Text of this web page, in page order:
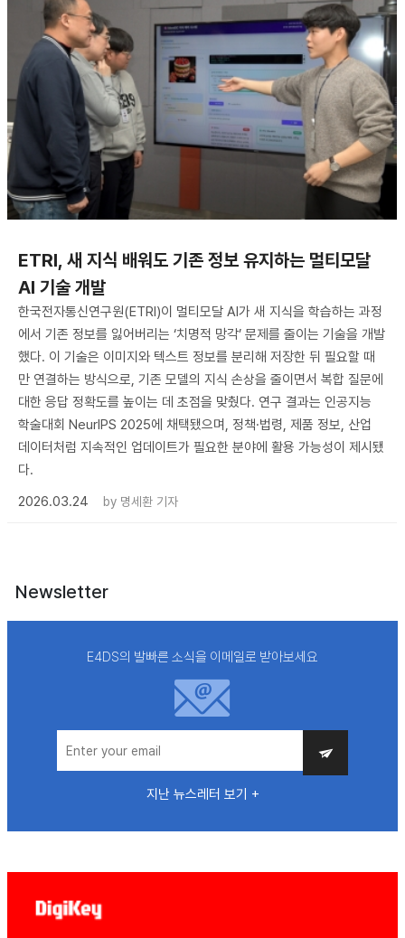
ETRI, 새 지식 배워도 기존 정보 유지하는 멀티모달
AI 기술 개발
한국전자통신연구원(ETRI)이 멀티모달 AI가 새 지식을 학습하는 과정
에서 기존 정보를 잃어버리는 ‘치명적 망각’ 문제를 줄이는 기술을 개발
했다. 이 기술은 이미지와 텍스트 정보를 분리해 저장한 뒤 필요할 때
만 연결하는 방식으로, 기존 모델의 지식 손상을 줄이면서 복합 질문에
대한 응답 정확도를 높이는 데 초점을 맞췄다. 연구 결과는 인공지능
학술대회 NeurIPS 2025에 채택됐으며, 정책·법령, 제품 정보, 산업
데이터처럼 지속적인 업데이트가 필요한 분야에 활용 가능성이 제시됐
다.
2026.03.24
by 명세환 기자
Newsletter
E4DS의 발빠른 소식을 이메일로 받아보세요
지난 뉴스레터 보기 +